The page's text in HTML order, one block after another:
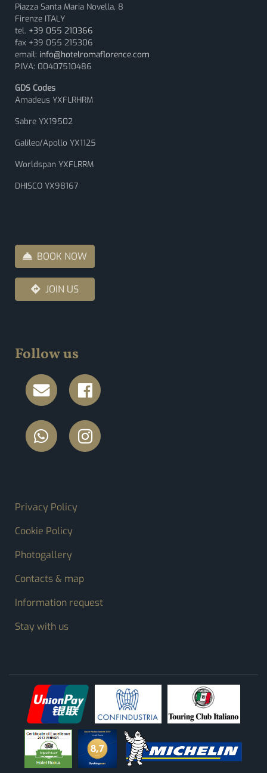
Piazza Santa Maria Novella, 8
Firenze ITALY
tel. +39 055 210366
fax +39 055 215306
email: info@hotelromaflorence.com
P.IVA: 00407510486
GDS Codes
Amadeus YXFLRHRM
Sabre YX19502
Galileo/Apollo YX1125
Worldspan YXFLRRM
DHISCO YX98167
BOOK NOW
JOIN US
Follow us
FOOTER MENU
Privacy Policy
Cookie Policy
Photogallery
Contacts & map
Information request
Stay with us